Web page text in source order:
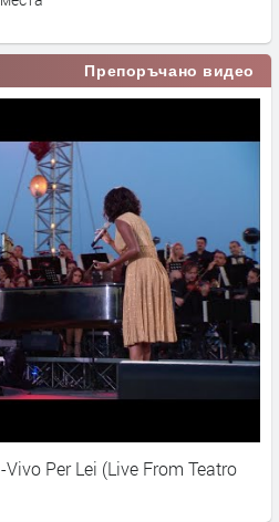
Препоръчано видео
Per Lei (Live From Teatro